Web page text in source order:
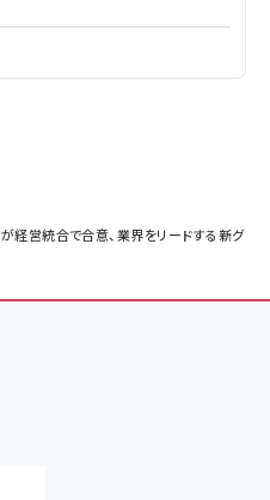
経営統合で合意、業界をリードする新グ